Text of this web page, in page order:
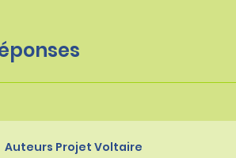
Auteurs Projet Voltaire